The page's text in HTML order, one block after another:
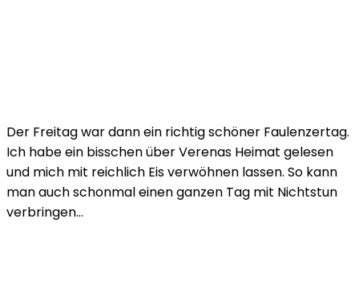
Der Freitag war dann ein richtig schöner Faulenzertag.
Ich habe ein bisschen über Verenas Heimat gelesen
und mich mit reichlich Eis verwöhnen lassen. So kann
man auch schonmal einen ganzen Tag mit Nichtstun
verbringen…